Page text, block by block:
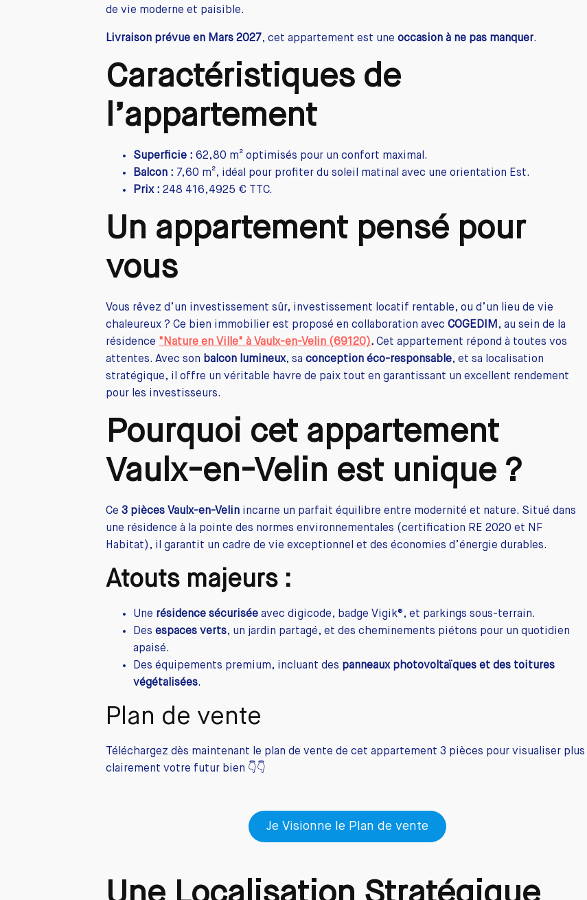
de vie moderne et paisible.
Livraison prévue en Mars 2027, cet appartement est uneoccasion à ne pas manquer.
Caractéristiques de
l’appartement
Superficie : 62,80 m² optimisés pour un confort maximal.
Balcon : 7,60 m², idéal pour profiter du soleil matinal avec une orientation Est.
Prix :248 416,4925 € TTC.
Un appartement pensé pour
vous
Vous rêvez d’un investissement sûr, investissement locatif rentable, ou d’un lieu de vie
chaleureux ? Ce bien immobilier est proposé en collaboration avecCOGEDIM, au sein de la
résidence "Nature en Ville" à Vaulx-en-Velin (69120).Cet appartement répond à toutes vos
attentes. Avec son balcon lumineux, saconception éco-responsable, et sa localisation
stratégique, il offre un véritable havre de paix tout en garantissant un excellent rendement
pour les investisseurs.
Pourquoi cet appartement
Vaulx-en-Velin est unique ?
Ce3 pièces Vaulx-en-Velin incarne un parfait équilibre entre modernité et nature. Situé dans
une résidence à la pointe des normes environnementales (certification RE 2020 et NF
Habitat), il garantit un cadre de vie exceptionnel et des économies d’énergie durables.
Atouts majeurs :
Une résidence sécurisée avec digicode, badge Vigik®, et parkings sous-terrain.
Desespaces verts, un jardin partagé, et des cheminements piétons pour un quotidien
apaisé.
Des équipements premium, incluant des panneaux photovoltaïques et des toitures
végétalisées.
Plan de vente
Téléchargez dès maintenant le plan de vente de cet appartement 3 pièces pour visualiser plus
clairement votre futur bien 👇👇
Je Visionne le Plan de vente